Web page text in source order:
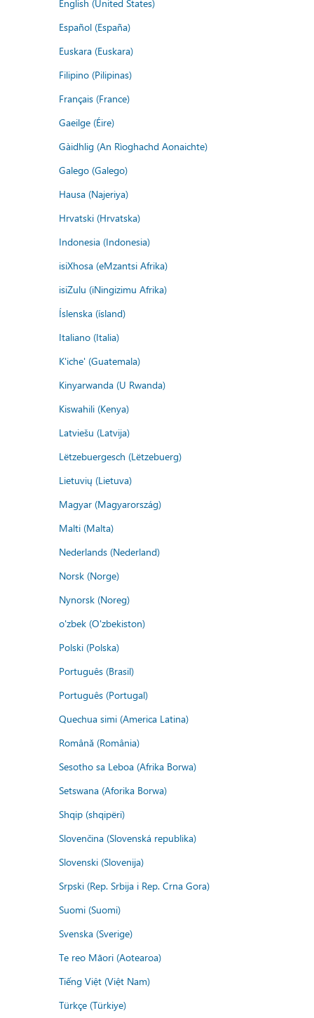
English (United States)
Español (España)
Euskara (Euskara)
Filipino (Pilipinas)
Français (France)
Gaeilge (Éire)
Gàidhlig (An Rìoghachd Aonaichte)
Galego (Galego)
Hausa (Najeriya)
Hrvatski (Hrvatska)
Indonesia (Indonesia)
isiXhosa (eMzantsi Afrika)
isiZulu (iNingizimu Afrika)
Íslenska (ísland)
Italiano (Italia)
K'iche' (Guatemala)
Kinyarwanda (U Rwanda)
Kiswahili (Kenya)
Latviešu (Latvija)
Lëtzebuergesch (Lëtzebuerg)
Lietuvių (Lietuva)
Magyar (Magyarország)
Malti (Malta)
Nederlands (Nederland)
Norsk (Norge)
Nynorsk (Noreg)
o'zbek (O'zbekiston)
Polski (Polska)
Português (Brasil)
Português (Portugal)
Quechua simi (America Latina)
Română (România)
Sesotho sa Leboa (Afrika Borwa)
Setswana (Aforika Borwa)
Shqip (shqipëri)
Slovenčina (Slovenská republika)
Slovenski (Slovenija)
Srpski (Rep. Srbija i Rep. Crna Gora)
Suomi (Suomi)
Svenska (Sverige)
Te reo Māori (Aotearoa)
Tiếng Việt (Việt Nam)
Türkçe (Türkiye)